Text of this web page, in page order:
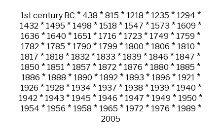
1st century BC * 438 * 815 * 1218 * 1235 * 1294 *
1432 * 1495 * 1498 * 1518 * 1547 * 1573 * 1609 *
1636 * 1640 * 1651 * 1716 * 1723 * 1749 * 1759 *
1782 * 1785 * 1790 * 1799 * 1800 * 1806 * 1810 *
1817 * 1818 * 1832 * 1833 * 1839 * 1846 * 1847 *
1850 * 1851 * 1857 * 1872 * 1876 * 1880 * 1885 *
1886 * 1888 * 1890 * 1892 * 1893 * 1896 * 1921 *
1926 * 1928 * 1934 * 1937 * 1938 * 1939 * 1940 *
1942 * 1943 * 1945 * 1946 * 1947 * 1949 * 1950 *
1954 * 1956 * 1958 * 1965 * 1972 * 1976 * 1989 *
2005